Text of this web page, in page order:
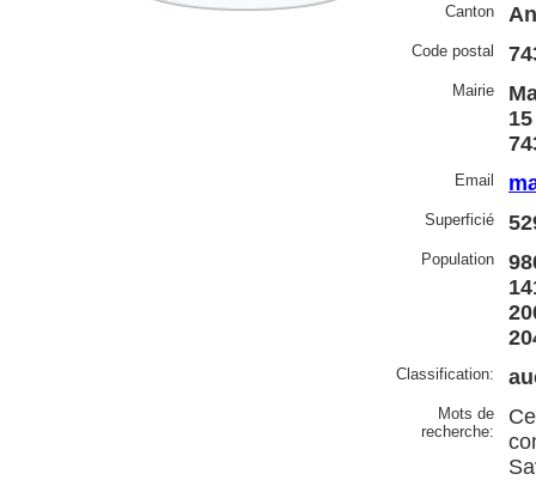
Canton
Code postal
Mairie
Email
Superficié
Population
Classification:
Mots de
recherche: